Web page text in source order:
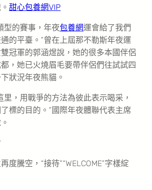
甜心包養網VIP
型的賽事，年夜包養網運會給了我們
的平臺。”曾在上屆那不勒斯年夜運
冠軍的郭涵煜說，她的很多本國伴侶
，她已火燒眉毛要帶伴侶們往試試四
狀況年夜熊貓。
里，用戰爭的方法為彼此表示喝采，
標的目的。”國際年夜體聯代表主席
度騰空，“接待”“WELCOME”字樣綻